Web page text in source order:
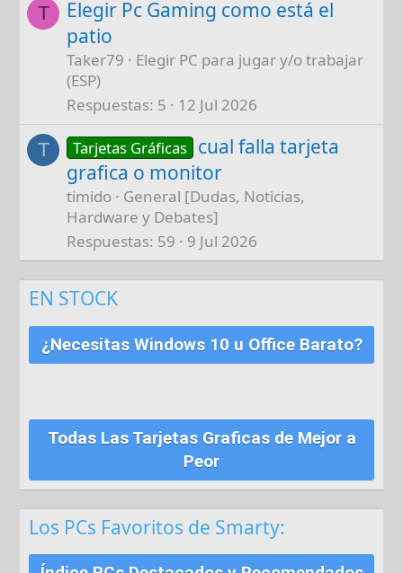
T
Elegir Pc Gaming como está el
patio
Taker79
Elegir PC para jugar y/o trabajar
(ESP)
Respuestas 5 12 Jul 2026
T Tarjetas Gráficas cual falla tarjeta
grafica o monitor
timido
General [Dudas, Noticias,
Hardware y Debates]
Respuestas 59 9 Jul 2026
EN STOCK
¿Necesitas Windows 10 u Office Barato?
Todas Las Tarjetas Graficas de Mejor a
Peor
Los PCs Favoritos de Smarty: